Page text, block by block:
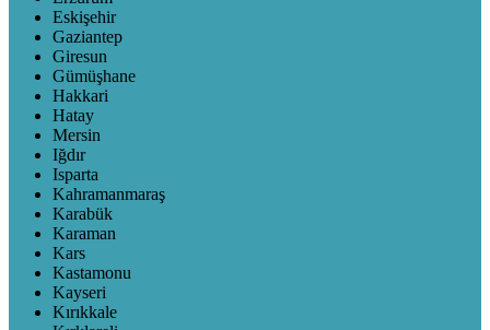
Eskişehir
Gaziantep
Giresun
Gümüşhane
Hakkari
Hatay
Mersin
Iğdır
Isparta
Kahramanmaraş
Karabük
Karaman
Kars
Kastamonu
Kayseri
Kırıkkale